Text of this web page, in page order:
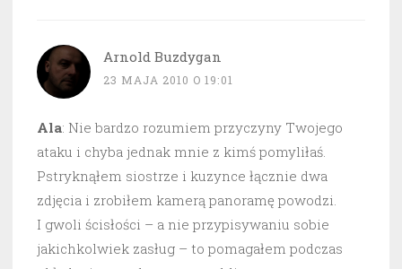
Arnold Buzdygan
23 MAJA 2010 O 19:01
Ala: Nie bardzo rozumiem przyczyny Twojego
ataku i chyba jednak mnie z kimś pomyliłaś.
Pstryknąłem siostrze i kuzynce łącznie dwa
zdjęcia i zrobiłem kamerą panoramę powodzi.
I gwoli ścisłości – a nie przypisywaniu sobie
jakichkolwiek zasług – to pomagałem podczas